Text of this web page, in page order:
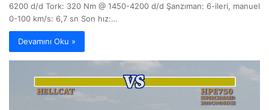
6200 d/d Tork: 320 Nm @ 1450-4200 d/d Şanzıman: 6-ileri, manuel
0-100 km/s: 6,7 sn Son hız:…
Devamını Oku »